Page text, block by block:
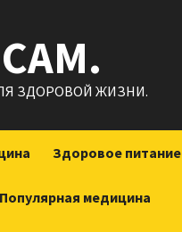
ЗДОРОВОЙ ЖИЗНИ.
Здоровое питание
Популярная медицина